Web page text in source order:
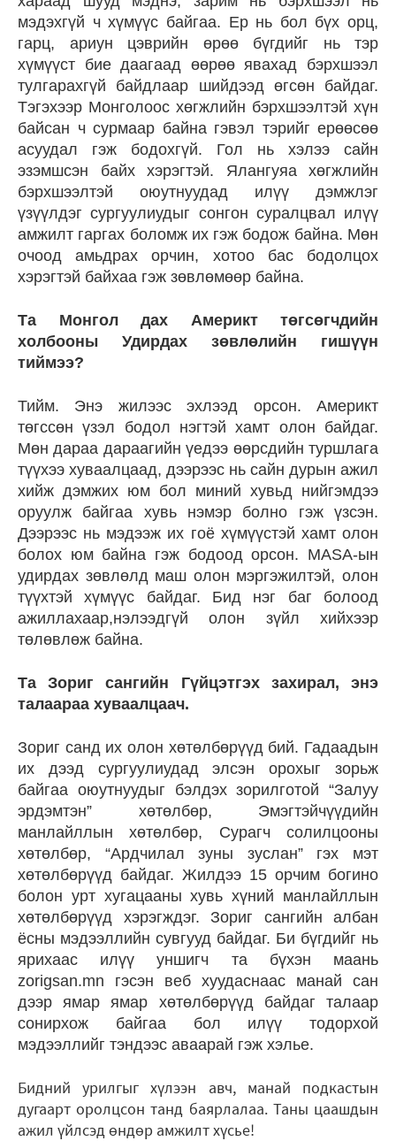
мэдэхгүй ч хүмүүс байгаа. Ер нь бол бүх орц,
гарц, ариун цэврийн өрөө бүгдийг нь тэр
хүмүүст бие даагаад өөрөө явахад бэрхшээл
тулгарахгүй байдлаар шийдээд өгсөн байдаг.
Тэгэхээр Монголоос хөгжлийн бэрхшээлтэй хүн
байсан ч сурмаар байна гэвэл тэрийг ерөөсөө
асуудал гэж бодохгүй. Гол нь хэлээ сайн
эзэмшсэн байх хэрэгтэй. Ялангуяа хөгжлийн
бэрхшээлтэй оюутнуудад илүү дэмжлэг
үзүүлдэг сургуулиудыг сонгон суралцвал илүү
амжилт гаргах боломж их гэж бодож байна. Мөн
очоод амьдрах орчин, хотоо бас бодолцох
хэрэгтэй байхаа гэж зөвлөмөөр байна.
Та Монгол дах Америкт төгсөгчдийн
холбооны Удирдах зөвлөлийн гишүүн
тиймээ?
Тийм. Энэ жилээс эхлээд орсон. Америкт
төгссөн үзэл бодол нэгтэй хамт олон байдаг.
Мөн дараа дараагийн үедээ өөрсдийн туршлага
түүхээ хуваалцаад, дээрээс нь сайн дурын ажил
хийж дэмжих юм бол миний хувьд нийгэмдээ
оруулж байгаа хувь нэмэр болно гэж үзсэн.
Дээрээс нь мэдээж их гоё хүмүүстэй хамт олон
болох юм байна гэж бодоод орсон. MASA-ын
удирдах зөвлөлд маш олон мэргэжилтэй, олон
түүхтэй хүмүүс байдаг. Бид нэг баг болоод
ажиллахаар,нэлээдгүй олон зүйл хийхээр
төлөвлөж байна.
Та Зориг сангийн Гүйцэтгэх захирал, энэ
талаараа хуваалцаач.
Зориг санд их олон хөтөлбөрүүд бий. Гадаадын
их дээд сургуулиудад элсэн орохыг зорьж
байгаа оюутнуудыг бэлдэх зорилготой “Залуу
эрдэмтэн” хөтөлбөр, Эмэгтэйчүүдийн
манлайллын хөтөлбөр, Сурагч солилцооны
хөтөлбөр, “Ардчилал зуны зуслан” гэх мэт
хөтөлбөрүүд байдаг. Жилдээ 15 орчим богино
болон урт хугацааны хувь хүний манлайллын
хөтөлбөрүүд хэрэгждэг. Зориг сангийн албан
ёсны мэдээллийн сувгууд байдаг. Би бүгдийг нь
ярихаас илүү уншигч та бүхэн маань
zorigsan.mn гэсэн веб хуудаснаас манай сан
дээр ямар ямар хөтөлбөрүүд байдаг талаар
сонирхож байгаа бол илүү тодорхой
мэдээллийг тэндээс аваарай гэж хэлье.
Бидний урилгыг хүлээн авч, манай подкастын
дугаарт оролцсон танд баярлалаа. Таны цаашдын
ажил үйлсэд өндөр амжилт хүсье!